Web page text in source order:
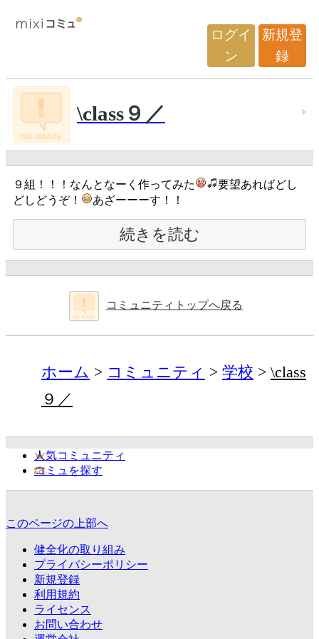
ログイ
ン
新規登
録
\class９／
９組！！！なんとなーく作ってみた
要望あればどし
どしどうぞ！
あざーーーす！！
続きを読む
コミュニティトップへ戻る
ホーム コミュニティ 学校
\class
９／
人気コミュニティ
コミュを探す
このページの上部へ
健全化の取り組み
プライバシーポリシー
新規登録
利用規約
ライセンス
お問い合わせ